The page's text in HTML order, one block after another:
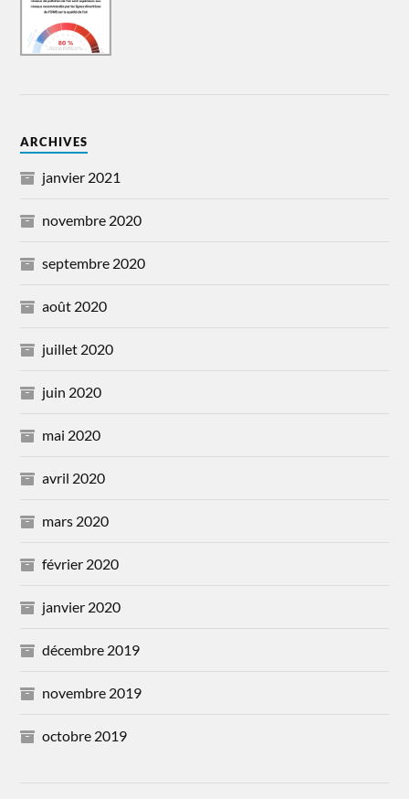
ARCHIVES
janvier 2021
novembre 2020
septembre 2020
août 2020
juillet 2020
juin 2020
mai 2020
avril 2020
mars 2020
février 2020
janvier 2020
décembre 2019
novembre 2019
octobre 2019